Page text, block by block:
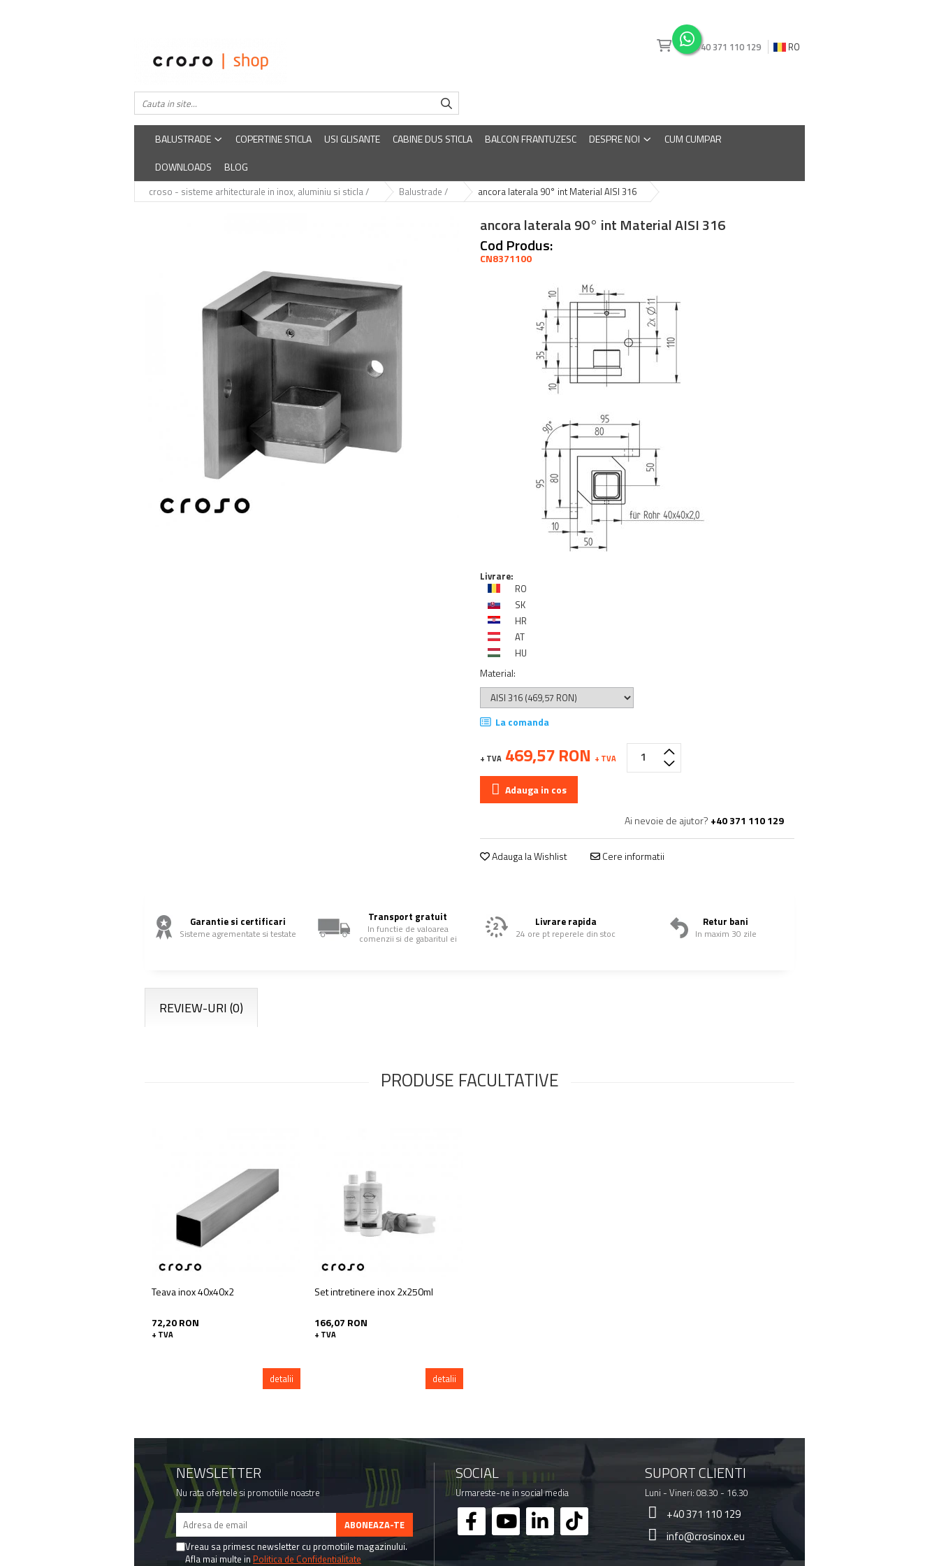
+40 371 110 129 RO
BALUSTRADE COPERTINE STICLA USI GLISANTE CABINE DUS STICLA BALCON FRANTUZESC DESPRE NOI
CUM CUMPAR
DOWNLOADS
BLOG
croso - sisteme arhitecturale in inox, aluminiu si sticla / Balustrade / ancora laterala 90° int Material AISI 316
ancora laterala 90° int Material AISI 316
Cod Produs:
CN8371100
Livrare:
RO
SK
HR
AT
HU
Material:
La comanda
+ TVA 469,57 RON + TVA
Adauga in cos
Ai nevoie de ajutor? +40 371 110 129
Adauga la Wishlist Cere informatii
Garantie si certificari
Sisteme agrementate si testate
Transport gratuit
In functie de valoarea
comenzii si de gabaritul ei
Livrare rapida
24 ore pt reperele din stoc
Retur bani
In maxim 30 zile
REVIEW-URI(0)
PRODUSE FACULTATIVE
Teava inox 40x40x2
72,20 RON
+ TVA
detalii
Set intretinere inox 2x250ml
166,07 RON
+ TVA
detalii
NEWSLETTER
Nu rata ofertele si promotiile noastre
Vreau sa primesc newsletter cu promotiile magazinului.
Afla mai multe in Politica de Confidentialitate
SOCIAL
Urmareste-ne in social media
SUPORT CLIENTI
Luni - Vineri: 08.30 - 16.30
+40 371 110 129
info@crosinox.eu